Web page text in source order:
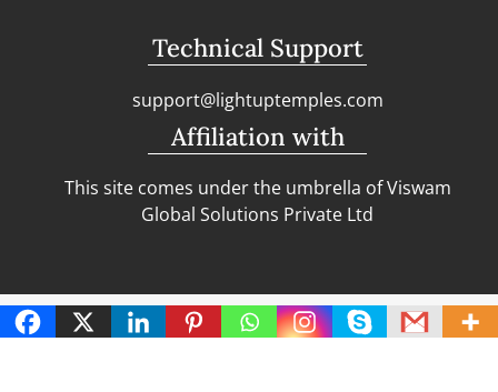
Technical Support
support@lightuptemples.com
Affiliation with
This site comes under the umbrella of Viswam
Global Solutions Private Ltd